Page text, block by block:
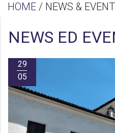
HOME / NEWS &
NEWS ED
29
05